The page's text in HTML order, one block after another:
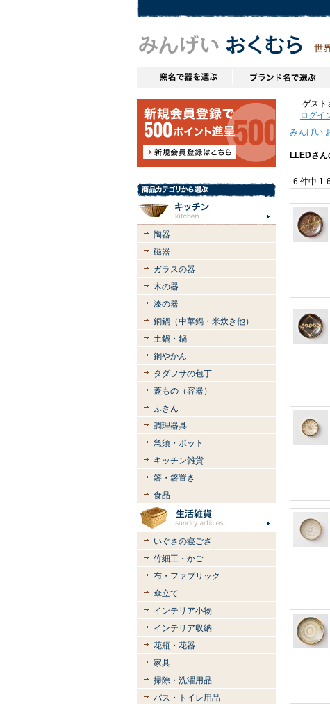
陶器
磁器
ガラスの器
木の器
漆の器
銅鍋（中華鍋・米炊き他）
土鍋・鍋
銅やかん
タダフサの包丁
蓋もの（容器）
ふきん
調理器具
急須・ポット
キッチン雑貨
箸・箸置き
食品
いぐさの寝ござ
竹細工・かご
布・ファブリック
傘立て
インテリア小物
インテリア収納
花瓶・花器
家具
掃除・洗濯用品
バス・トイレ用品
ゲスト
ログイ
みんげい
LLEDさ
6 件中